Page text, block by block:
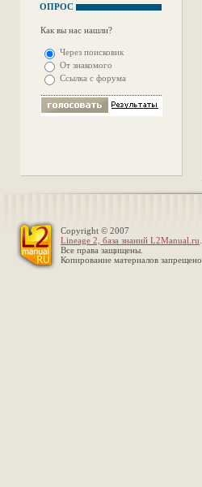
ОПРОС
Как вы нас нашли?
Через поисковик
От знакомого
Ссылка с форума
Copyright © 2007
Lineage 2, база знаний L2Manual.ru
Все права защищены.
Копирование материалов запрещено.